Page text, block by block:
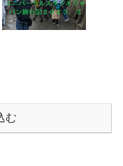
む